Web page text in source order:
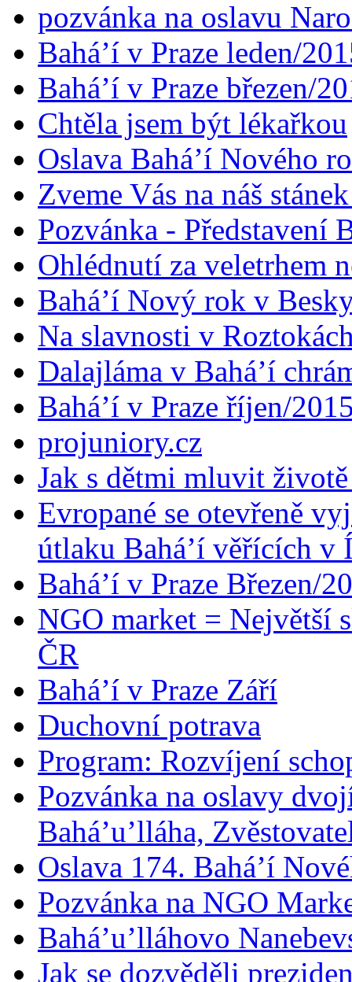
pozvánka na oslavu
Bahá’í v Praze leden/
Bahá’í v Praze březen/
Chtěla jsem být lékařkou
Oslava Bahá’í Nového
Zveme Vás na náš
Pozvánka - Představení
Ohlédnutí za veletrhem
Bahá’í Nový rok v
Na slavnosti v
Dalajláma v Bahá’í
Bahá’í v Praze říjen/
projuniory.cz
Jak s dětmi mluvit
Evropané se otevřeně
útlaku Bahá’í věřících v
Bahá’í v Praze Březen/
NGO market = Největší
ČR
Bahá’í v Praze Září
Duchovní potrava
Program: Rozvíjení
Pozvánka na oslavy
Bahá’u’lláha,
Oslava 174. Bahá’í
Pozvánka na NGO
Bahá’u’lláhovo
Jak se dozvěděli